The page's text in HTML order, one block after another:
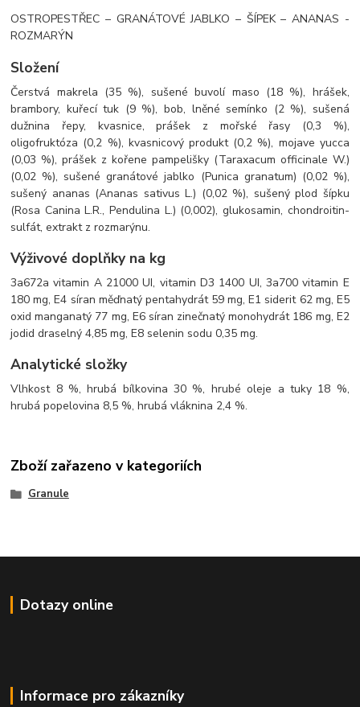
OSTROPESTŘEC – GRANÁTOVÉ JABLKO – ŠÍPEK – ANANAS -
ROZMARÝN
Složení
Čerstvá makrela (35 %), sušené buvolí maso (18 %), hrášek,
brambory, kuřecí tuk (9 %), bob, lněné semínko (2 %), sušená
dužnina řepy, kvasnice, prášek z mořské řasy (0,3 %),
oligofruktóza (0,2 %), kvasnicový produkt (0,2 %), mojave yucca
(0,03 %), prášek z kořene pampelišky (Taraxacum officinale W.)
(0,02 %), sušené granátové jablko (Punica granatum) (0,02 %),
sušený ananas (Ananas sativus L.) (0,02 %), sušený plod šípku
(Rosa Canina L.R., Pendulina L.) (0,002), glukosamin, chondroitin-
sulfát, extrakt z rozmarýnu.
Výživové doplňky na kg
3a672a vitamin A 21000 UI, vitamin D3 1400 UI, 3a700 vitamin E
180 mg, E4 síran měďnatý pentahydrát 59 mg, E1 siderit 62 mg, E5
oxid manganatý 77 mg, E6 síran zinečnatý monohydrát 186 mg, E2
jodid draselný 4,85 mg, E8 selenin sodu 0,35 mg.
Analytické složky
Vlhkost 8 %, hrubá bílkovina 30 %, hrubé oleje a tuky 18 %,
hrubá popelovina 8,5 %, hrubá vláknina 2,4 %.
Zboží zařazeno v kategoriích
Granule
Dotazy online
Informace pro zákazníky